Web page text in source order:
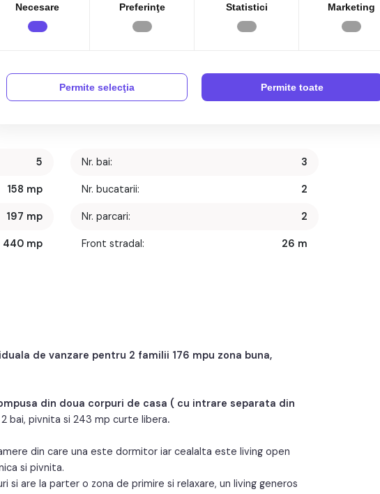
5
158 mp
197 mp
440 mp
Nr. bai: 3
Nr. bucatarii: 2
Nr. parcari: 2
Front stradal: 26 m
de vanzare pentru 2 familii 176 mpu zona buna,
din doua corpuri de casa ( cu intrare separata din
bai, pivnita si 243 mp curte libera.
din care una este dormitor iar cealalta este living open
si pivnita.
si are la parter o zona de primire si relaxare, un living generos
Necesare Preferinţe Statistici Marketing
Permite selecţia Permite toate